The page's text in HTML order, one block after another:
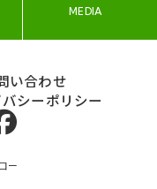
MEDIA
い合わせ
シーポリシー
ー